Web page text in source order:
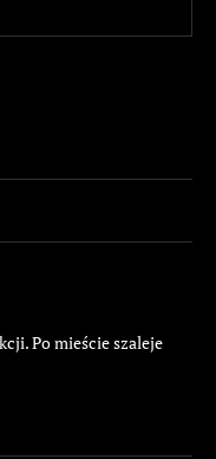
Po mieście szaleje